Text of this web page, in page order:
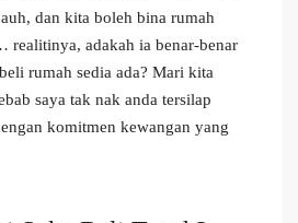
dan kita boleh bina rumah
realitinya, adakah ia benar-benar
rumah sedia ada? Mari kita
saya tak nak anda tersilap
komitmen kewangan yang